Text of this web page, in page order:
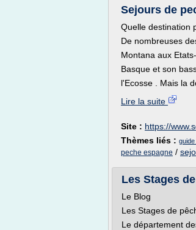
Sejours de
Quelle destination
De nombreuses
Montana aux
Basque et son
l'Ecosse . Mais la
Lire la suite
Site : https://
Thèmes liés :
peche espagne /
Les Stages
Le Blog
Les Stages de
Le département